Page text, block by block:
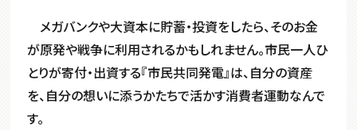
メガバンクや大資本に貯蓄・投資をしたら、そのお金
が原発や戦争に利用されるかもしれません。市民一人ひ
とりが寄付・出資する『市民共同発電』は、自分の資産
を、自分の想いに添うかたちで活かす消費者運動なんで
す。